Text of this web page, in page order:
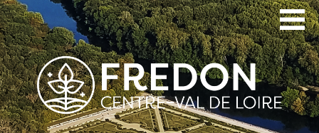
Aller
au
contenu
principal